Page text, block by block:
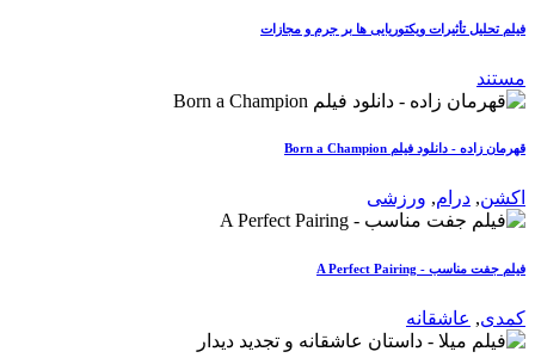
فیلم تحلیل تأثیرات ویکتوریایی ها بر جرم و مجازات
مستند
قهرمان زاده - دانلود فیلم Born a Champion
اکشن, درام, ورزشی
فیلم جفت مناسب - A Perfect Pairing
کمدی, عاشقانه